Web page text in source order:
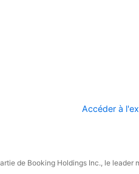
Accéder à
de Booking Holdings Inc., le